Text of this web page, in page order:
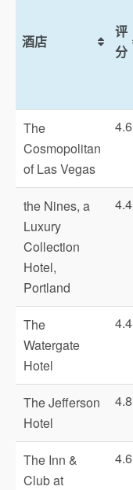
酒店
评
分
The
Cosmopolitan
of Las Vegas
4.6
the Nines, a
Luxury
Collection
Hotel,
Portland
4.4
The
Watergate
Hotel
4.4
The Jefferson
Hotel
4.8
The Inn &
Club at
4.6